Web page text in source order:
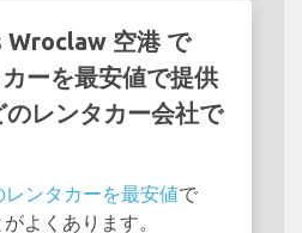
Wroclaw 空港 で
ーを最安値で提供
のレンタカー会社で
レンタカーを最安値で
よくあります。